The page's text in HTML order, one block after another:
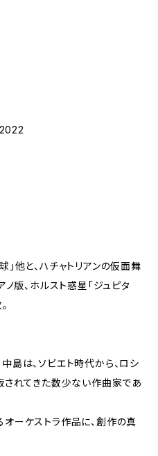
」他と、ハチャトリアンの仮面舞
ノ版、ホルスト惑星「ジュピタ
島は、ソビエト時代から、ロシ
れてきた数少ない作曲家であ
ーケストラ作品に、創作の真